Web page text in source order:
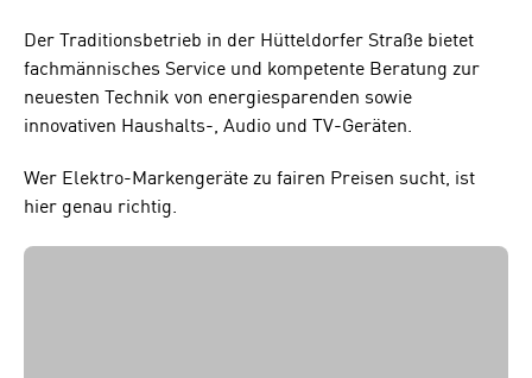
Der Traditionsbetrieb in der Hütteldorfer Straße bietet
fachmännisches Service und kompetente Beratung zur
neuesten Technik von energiesparenden sowie
innovativen Haushalts-, Audio und TV-Geräten.
Wer Elektro-Markengeräte zu fairen Preisen sucht, ist
hier genau richtig.